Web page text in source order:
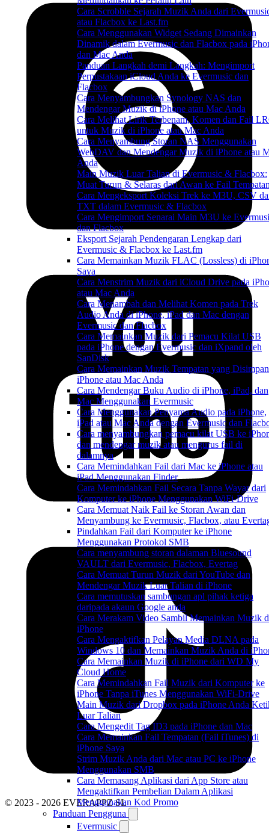
Cara Scrobble Sejarah Muzik Anda dari
atau Flacbox ke Last.fm
Cara Menggunakan Widget Sedang Dimainkan
Dinamik dalam Evermusic dan Flacbox pada
dan Mac Anda
Panduan Langkah demi Langkah: Mengimport
Perpustakaan iCloud Anda ke Evermusic dan
Flacbox
Cara Menyambungkan Synology NAS dan
Mendengar Muzik di iPhone atau Mac Anda
Cara Melihat Lirik Terbenam, Komen dan Fail
untuk Muzik di iPhone atau Mac Anda
Cara Menyambung Storan NAS Menggunakan
WebDAV dan Mendengar Muzik di iPhone atau
Anda
Main Muzik Luar Talian di Evermusic & Flacbox:
Muat Turun & Selaras dari Awan ke Fail
Cara Mengeksport Koleksi Trek ke M3U, CSV
TXT dalam Evermusic & Flacbox
Cara Mengimport Senarai Main M3U ke
dan Flacbox
Eksport Sejarah Pendengaran Lengkap dari
Evermusic & Flacbox ke Last.fm
Cara Memainkan Muzik FLAC (Lossless) di
Saya
Cara Menstrim Muzik dari iCloud Drive pada
atau Mac Anda
Cara Menambah dan Melihat Komen pada Trek
Audio Anda di iPhone, iPad dan Mac dengan
Evermusic dan Flacbox
Cara Memainkan Muzik dari Pemacu Kilat USB
pada iPhone dengan Evermusic dan iXpand oleh
SanDisk
Cara Memainkan Muzik Tempatan yang
iPhone atau Mac Anda
Cara Mendengar Buku Audio di iPhone, iPad, dan
Mac Menggunakan Evermusic
Cara Menggunakan Penyama Audio pada iPhone,
iPad atau Mac Anda dengan Evermusic dan
Cara menyambungkan pemacu kilat USB ke
dan mendengar muzik atau mengurus fail di
dalamnya
Cara Memindahkan Fail dari Mac ke iPhone atau
iPad Menggunakan Finder
Cara Memindahkan Fail Secara Tanpa Wayar dari
Komputer ke iPhone Menggunakan WiFi-Drive
Cara Memuat Naik Fail ke Storan Awan dan
Menyambung ke Evermusic, Flacbox, atau
Pindahkan Fail dari Komputer ke iPhone
Menggunakan Protokol SMB
Cara menyambung storan dalaman Bluesound
VAULT dari Evermusic, Flacbox, Evertag
Cara Memuat Turun Muzik dari YouTube dan
Mendengar Muzik Luar Talian di iPhone
Cara memutuskan sambungan apl pihak ketiga
daripada akaun Google anda
Cara Merakam Video Sambil Memainkan Muzik
iPhone
Cara Mengaktifkan Pelayan Media DLNA pada
Windows 10 dan Memainkan Muzik Anda di
Cara Memainkan Muzik di iPhone dari WD My
Cloud Home
Cara Memindahkan Fail Muzik dari Komputer ke
iPhone Tanpa iTunes Menggunakan WiFi-Drive
Main Muzik dari Dropbox pada iPhone Anda
Luar Talian
Cara Mengedit Tag ID3 pada iPhone dan Mac
Cara Memainkan Fail Tempatan (Fail iTunes) di
iPhone Saya
Strim Muzik Anda dari Mac atau PC ke iPhone
Menggunakan SMB
Cara Memasang Aplikasi dari App Store atau
Mengaktifkan Pembelian Dalam Aplikasi
Menggunakan Kod Promo
Panduan Pengguna
Evermusic
© 2023 - 2026 EVERAPPZ SL